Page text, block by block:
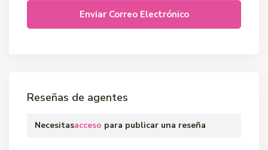
Reseñas de agentes
Necesitasacceso para publicar una reseña